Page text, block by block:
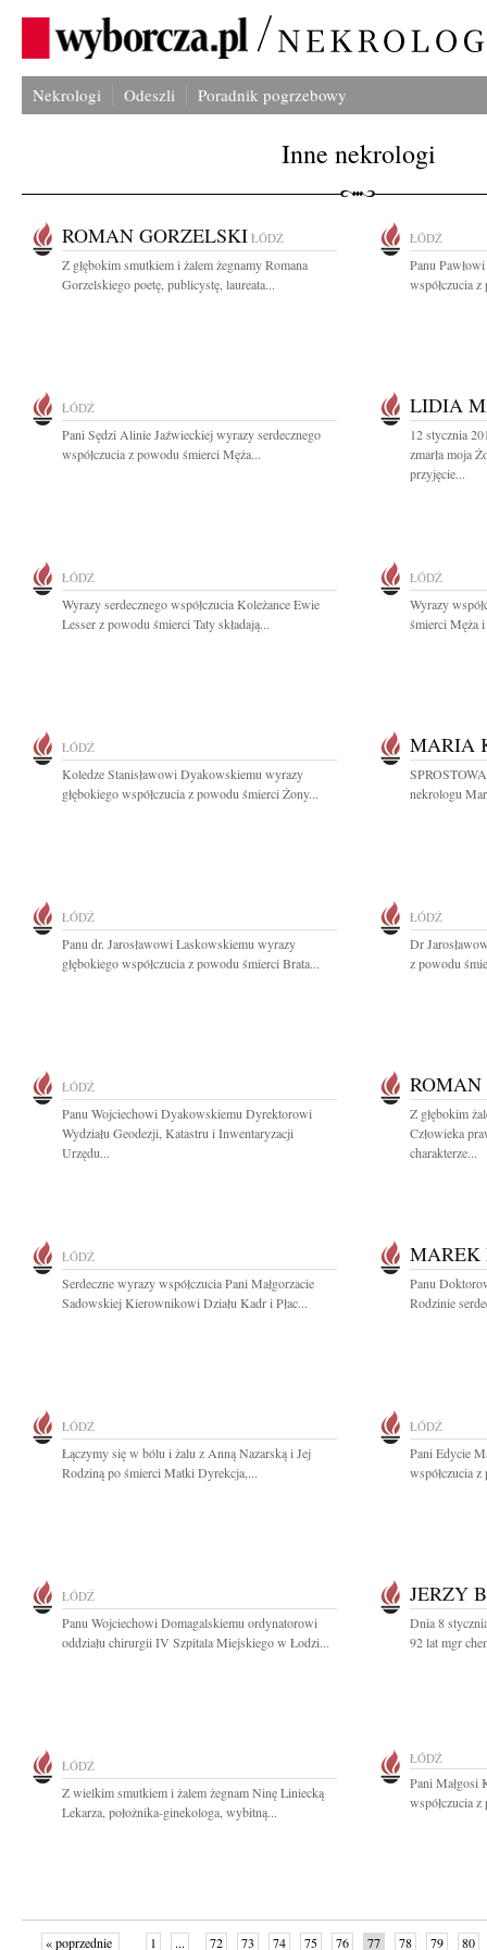
Nekrologi Odeszli Poradnik pogrzebowy
Inne nekrologi
ROMAN GORZELSKI ŁÓDŹ
Z głębokim smutkiem i żalem żegnamy Romana
Gorzelskiego poetę, publicystę, laureata...
ŁÓDŹ
Panu
współczucia
ŁÓDŹ
Pani Sędzi Alinie Jaźwieckiej wyrazy serdecznego
współczucia z powodu śmierci Męża...
LIDIA
12 stycznia
zmarła moja
przyjęcie...
ŁÓDŹ
Wyrazy serdecznego współczucia Koleżance Ewie
Lesser z powodu śmierci Taty składają...
ŁÓDŹ
Wyrazy
śmierci Męża
ŁÓDŹ
Koledze Stanisławowi Dyakowskiemu wyrazy
głębokiego współczucia z powodu śmierci Żony...
MARIA
nekrologu
ŁÓDŹ
Panu dr. Jarosławowi Laskowskiemu wyrazy
głębokiego współczucia z powodu śmierci Brata...
ŁÓDŹ
Dr
z powodu
ŁÓDŹ
Panu Wojciechowi Dyakowskiemu Dyrektorowi
Wydziału Geodezji, Katastru i Inwentaryzacji
Urzędu...
ROMAN
Z głębokim
Człowieka
charakterze...
ŁÓDŹ
Serdeczne wyrazy współczucia Pani Małgorzacie
Sadowskiej Kierownikowi Działu Kadr i Płac...
MAREK
Panu
Rodzinie
ŁÓDŹ
Łączymy się w bólu i żalu z Anną Nazarską i Jej
Rodziną po śmierci Matki Dyrekcja,...
ŁÓDŹ
Pani Edycie
współczucia
ŁÓDŹ
Panu Wojciechowi Domagalskiemu ordynatorowi
oddziału chirurgii IV Szpitala Miejskiego w Łodzi...
JERZY
Dnia 8
92 lat mgr
ŁÓDŹ
Z wielkim smutkiem i żalem żegnam Ninę Liniecką
Lekarza, położnika-ginekologa, wybitną...
ŁÓDŹ
Pani Małgosi
współczucia
« poprzednie 1 ... 72 73 74 75 76 77 78 79 80